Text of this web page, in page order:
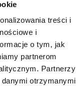
treści i
i
o tym, jak
partnerom
Partnerzy
otrzymanymi